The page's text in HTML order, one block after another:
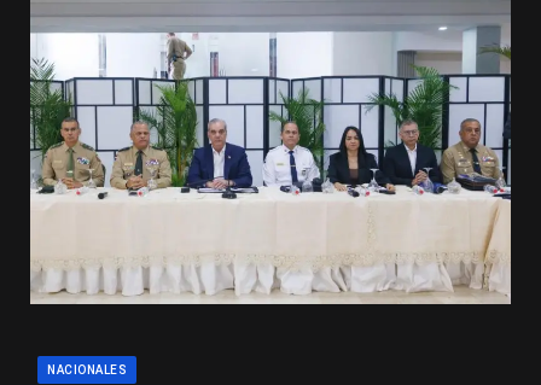
NACIONALES